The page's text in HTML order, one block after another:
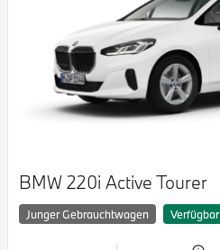
BMW 220i Active Tourer
Junger Gebrauchtwagen Verfügbar